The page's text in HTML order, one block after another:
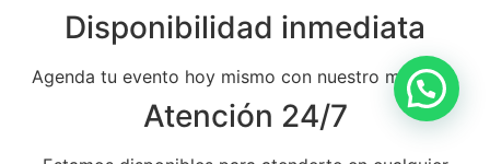
Disponibilidad inmediata
Agenda tu evento hoy mismo con nuestro mariachi.
Atención 24/7